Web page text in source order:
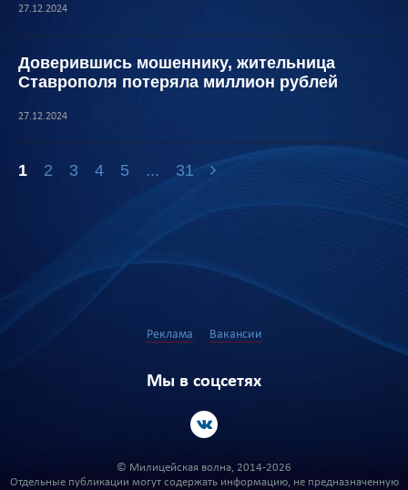
27.12.2024
Доверившись мошеннику, жительница
Ставрополя потеряла миллион рублей
27.12.2024
1 2 3 4 5 ... 31
Реклама Вакансии
Мы в соцсетях
© Милицейская волна, 2014-2026
Отдельные публикации могут содержать информацию, не предназначенную